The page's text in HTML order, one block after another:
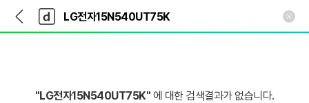
다
나
와
가
다
와
"LG전자15N540UT75K" 에 대한 검색결과가 없습니다.